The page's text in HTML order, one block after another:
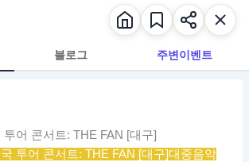
블로그 주변이벤트
어 콘서트: THE FAN [대구]
투어 콘서트: THE FAN [대구]대중음악